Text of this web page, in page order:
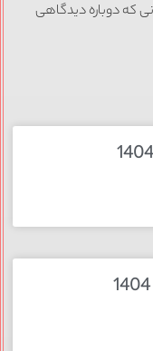
که دوباره دیدگاهی